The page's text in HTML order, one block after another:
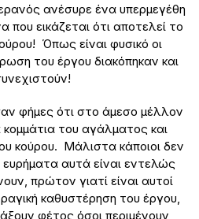
ανέσυρε ένα υπερμεγέθη
που εικάζεται ότι αποτελεί το
Όπως είναι φυσικό οι
του έργου διακόπηκαν και
φήμες ότι στο άμεσο μέλλον
του αγάλματος και
κούρου. Μάλιστα κάποιοι δεν
αυτά είναι εντελώς
πρώτον γιατί είναι αυτοί
καθυστέρηση του έργου,
φέτος όσοι περιμένουν